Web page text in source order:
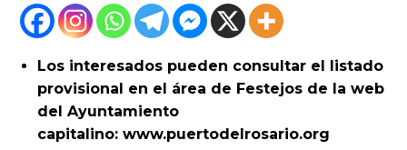
Los interesados pueden consultar el listado
provisional en el área de Festejos de la web
del Ayuntamiento
capitalino: www.puertodelrosario.org